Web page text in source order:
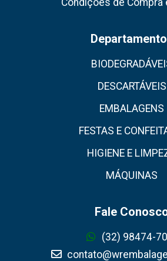
Condições de Compra
DESCARTÁVEIS
EMBALAGENS
FESTAS E
HIGIENE E
MÁQUINAS
Fale
(32) 98474-